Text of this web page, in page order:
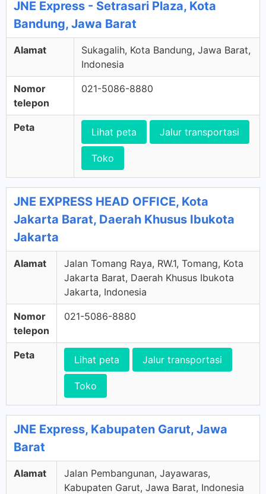
JNE Express - Setrasari Plaza, Kota
Bandung, Jawa Barat
Alamat
Sukagalih, Kota Bandung, Jawa Barat,
Indonesia
Nomor
telepon
021-5086-8880
Peta Lihat peta Jalur transportasi
Toko
JNE EXPRESS HEAD OFFICE, Kota
Jakarta Barat, Daerah Khusus Ibukota
Jakarta
Alamat
Jalan Tomang Raya, RW.1, Tomang, Kota
Jakarta Barat, Daerah Khusus Ibukota
Jakarta, Indonesia
Nomor
telepon
021-5086-8880
Peta Lihat peta Jalur transportasi
Toko
JNE Express, Kabupaten Garut, Jawa
Barat
Alamat
Jalan Pembangunan, Jayawaras,
Kabupaten Garut, Jawa Barat, Indonesia